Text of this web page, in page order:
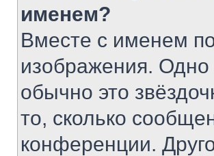
именем?
Вместе с именем
изображения. Одно
обычно это
то, сколько
конференции.